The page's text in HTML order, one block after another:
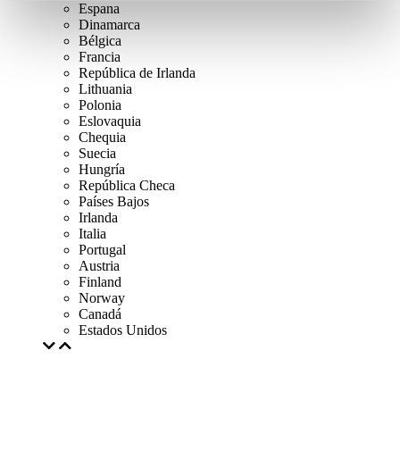
Espana
Dinamarca
Bélgica
Francia
República de Irlanda
Lithuania
Polonia
Eslovaquia
Chequia
Suecia
Hungría
República Checa
Países Bajos
Irlanda
Italia
Portugal
Austria
Finland
Norway
Canadá
Estados Unidos